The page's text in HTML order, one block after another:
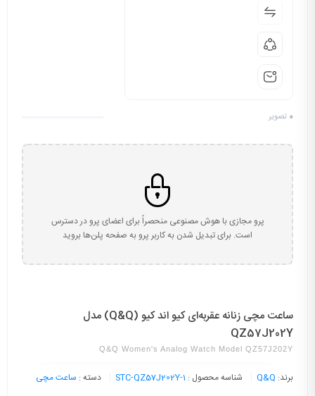
0 تصویر
پرو مجازی با هوش مصنوعی منحصراً برای اعضای پرو در دسترس
است. برای تبدیل شدن به کاربر پرو به صفحه پلن‌ها بروید
ساعت مچی زنانه عقربه‌ای کیو اند کیو (Q&Q) مدل
QZ57J202Y
Q&Q Women's Analog Watch Model QZ57J202Y
برند: Q&Q شناسه محصول : STC-QZ57J202Y-1 دسته : ساعت مچی